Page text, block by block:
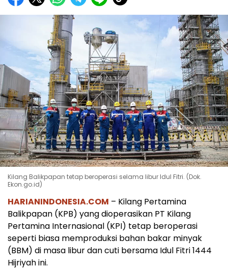
Kilang Balikpapan tetap beroperasi selama libur Idul Fitri. (Dok.
Ekon.go.id)
HARIANINDONESIA.COM – Kilang Pertamina
Balikpapan (KPB) yang dioperasikan PT Kilang
Pertamina Internasional (KPI) tetap beroperasi
seperti biasa memproduksi bahan bakar minyak
(BBM) di masa libur dan cuti bersama Idul Fitri 1444
Hijriyah ini.